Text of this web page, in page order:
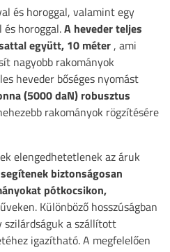
és horoggal, valamint egy
és horoggal.A heveder teljes
együtt, 10 méter, ami
nagyobb rakományok
heveder bőséges nyomást
(5000 daN) robusztus
rakományok rögzítésére
elengedhetetlenek az áruk
biztonságosan
pótkocsikon,
Különböző hosszúságban
szilárdságuk a szállított
igazítható. A megfelelően